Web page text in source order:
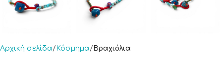
Αρχική σελίδα Κόσμημα Βραχιόλια